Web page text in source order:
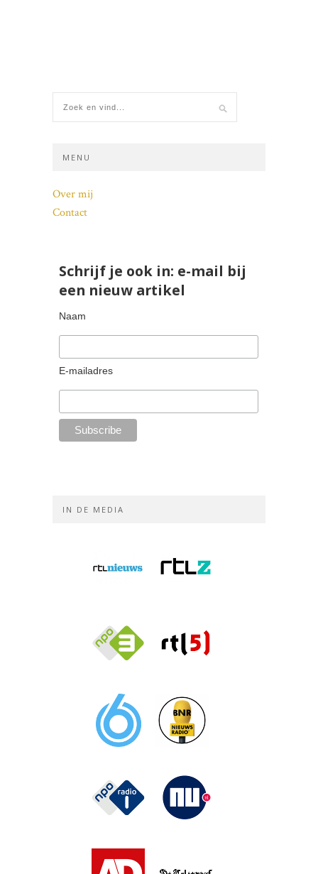
MENU
Over mij
Contact
Schrijf je ook in: e-mail bij
een nieuw artikel
Naam
E-mailadres
IN DE MEDIA